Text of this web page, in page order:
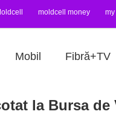
moldcell money my
Mobil Fibră+TV
la Bursa